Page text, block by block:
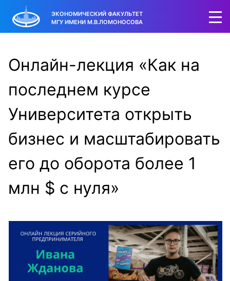
ЭКОНОМИЧЕСКИЙ ФАКУЛЬТЕТ
МГУ ИМЕНИ М.В.ЛОМОНОСОВА
Онлайн-лекция «Как на
последнем курсе
Университета открыть
бизнес и масштабировать
его до оборота более 1
млн $ с нуля»